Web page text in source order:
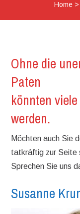
Home>
Ohne die
Paten
könnten
werden.
Möchten auch Sie
tatkräftig zur Seite
Sprechen Sie uns
Susanne